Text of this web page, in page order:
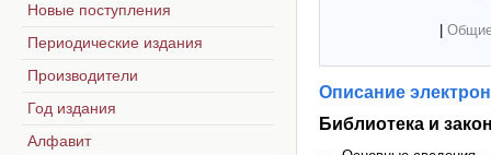
Описание
Библиотека и
Новые поступления
Периодические издания
Производители
Год издания
Алфавит